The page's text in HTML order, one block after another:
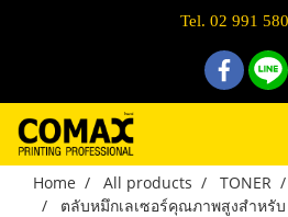
Tel. 02 991
Home All products TONER
ตลับหมึกเลเซอร์คุณภาพสูงสำหรั